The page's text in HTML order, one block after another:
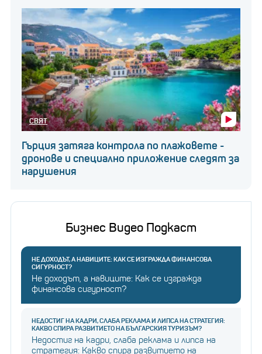
СВЯТ
Гърция затяга контрола по плажовете -
дронове и специално приложение следят за
нарушения
Бизнес Видео Подкаст
НЕ ДОХОДЪТ, А НАВИЦИТЕ: КАК СЕ ИЗГРАЖДА ФИНАНСОВА
СИГУРНОСТ?
Не доходът, а навиците: Как се изгражда
финансова сигурност?
НЕДОСТИГ НА КАДРИ, СЛАБА РЕКЛАМА И ЛИПСА НА СТРАТЕГИЯ:
КАКВО СПИРА РАЗВИТИЕТО НА БЪЛГАРСКИЯ ТУРИЗЪМ?
Недостиг на кадри, слаба реклама и липса на
стратегия: Какво спира развитието на